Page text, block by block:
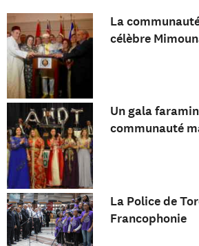
La
célèbre
Un gala
communauté
La Police de
Francophonie